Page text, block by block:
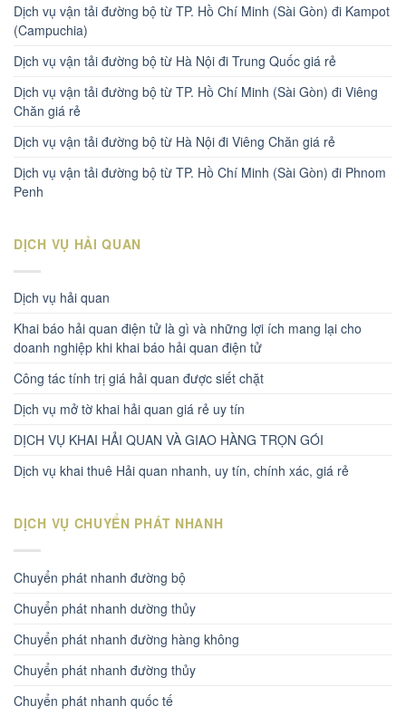
Dịch vụ vận tải đường bộ từ TP. Hồ Chí Minh (Sài Gòn) đi Kampot
(Campuchia)
Dịch vụ vận tải đường bộ từ Hà Nội đi Trung Quốc giá rẻ
Dịch vụ vận tải đường bộ từ TP. Hồ Chí Minh (Sài Gòn) đi Viêng
Chăn giá rẻ
Dịch vụ vận tải đường bộ từ Hà Nội đi Viêng Chăn giá rẻ
Dịch vụ vận tải đường bộ từ TP. Hồ Chí Minh (Sài Gòn) đi Phnom
Penh
DỊCH VỤ HẢI QUAN
Dịch vụ hải quan
Khai báo hải quan điện tử là gì và những lợi ích mang lại cho
doanh nghiệp khi khai báo hải quan điện tử
Công tác tính trị giá hải quan được siết chặt
Dịch vụ mở tờ khai hải quan giá rẻ uy tín
DỊCH VỤ KHAI HẢI QUAN VÀ GIAO HÀNG TRỌN GÓI
Dịch vụ khai thuê Hải quan nhanh, uy tín, chính xác, giá rẻ
DỊCH VỤ CHUYỂN PHÁT NHANH
Chuyển phát nhanh đường bộ
Chuyển phát nhanh dường thủy
Chuyển phát nhanh đường hàng không
Chuyển phát nhanh đường thủy
Chuyển phát nhanh quốc tế